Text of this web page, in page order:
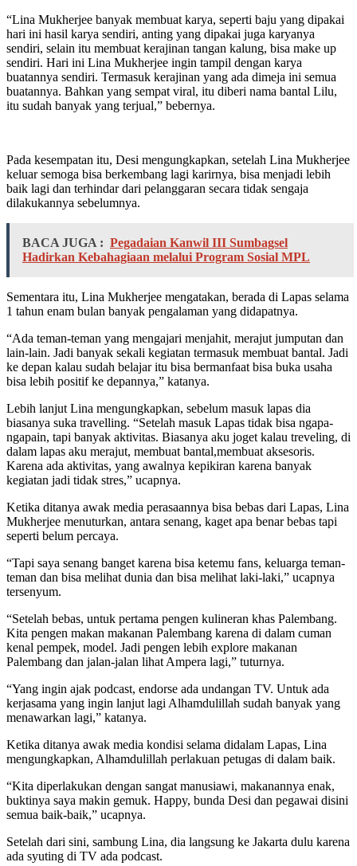
“Lina Mukherjee banyak membuat karya, seperti baju yang dipakai
hari ini hasil karya sendiri, anting yang dipakai juga karyanya
sendiri, selain itu membuat kerajinan tangan kalung, bisa make up
sendiri. Hari ini Lina Mukherjee ingin tampil dengan karya
buatannya sendiri. Termasuk kerajinan yang ada dimeja ini semua
buatannya. Bahkan yang sempat viral, itu diberi nama bantal Lilu,
itu sudah banyak yang terjual,” bebernya.
Pada kesempatan itu, Desi mengungkapkan, setelah Lina Mukherjee
keluar semoga bisa berkembang lagi karirnya, bisa menjadi lebih
baik lagi dan terhindar dari pelanggaran secara tidak sengaja
dilakukannya sebelumnya.
BACA JUGA : Pegadaian Kanwil III Sumbagsel
Hadirkan Kebahagiaan melalui Program Sosial MPL
Sementara itu, Lina Mukherjee mengatakan, berada di Lapas selama
1 tahun enam bulan banyak pengalaman yang didapatnya.
“Ada teman-teman yang mengajari menjahit, merajut jumputan dan
lain-lain. Jadi banyak sekali kegiatan termasuk membuat bantal. Jadi
ke depan kalau sudah belajar itu bisa bermanfaat bisa buka usaha
bisa lebih positif ke depannya,” katanya.
Lebih lanjut Lina mengungkapkan, sebelum masuk lapas dia
biasanya suka travelling. “Setelah masuk Lapas tidak bisa ngapa-
ngapain, tapi banyak aktivitas. Biasanya aku joget kalau treveling, di
dalam lapas aku merajut, membuat bantal,membuat aksesoris.
Karena ada aktivitas, yang awalnya kepikiran karena banyak
kegiatan jadi tidak stres,” ucapnya.
Ketika ditanya awak media perasaannya bisa bebas dari Lapas, Lina
Mukherjee menuturkan, antara senang, kaget apa benar bebas tapi
seperti belum percaya.
“Tapi saya senang banget karena bisa ketemu fans, keluarga teman-
teman dan bisa melihat dunia dan bisa melihat laki-laki,” ucapnya
tersenyum.
“Setelah bebas, untuk pertama pengen kulineran khas Palembang.
Kita pengen makan makanan Palembang karena di dalam cuman
kenal pempek, model. Jadi pengen lebih explore makanan
Palembang dan jalan-jalan lihat Ampera lagi,” tuturnya.
“Yang ingin ajak podcast, endorse ada undangan TV. Untuk ada
kerjasama yang ingin lanjut lagi Alhamdulillah sudah banyak yang
menawarkan lagi,” katanya.
Ketika ditanya awak media kondisi selama didalam Lapas, Lina
mengungkapkan, Alhamdulillah perlakuan petugas di dalam baik.
“Kita diperlakukan dengan sangat manusiawi, makanannya enak,
buktinya saya makin gemuk. Happy, bunda Desi dan pegawai disini
semua baik-baik,” ucapnya.
Setelah dari sini, sambung Lina, dia langsung ke Jakarta dulu karena
ada syuting di TV ada podcast.